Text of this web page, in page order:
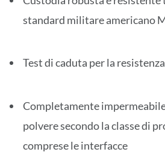
standard militare americano
Test di caduta per la
Completamente
polvere secondo la classe di
comprese le interfacce